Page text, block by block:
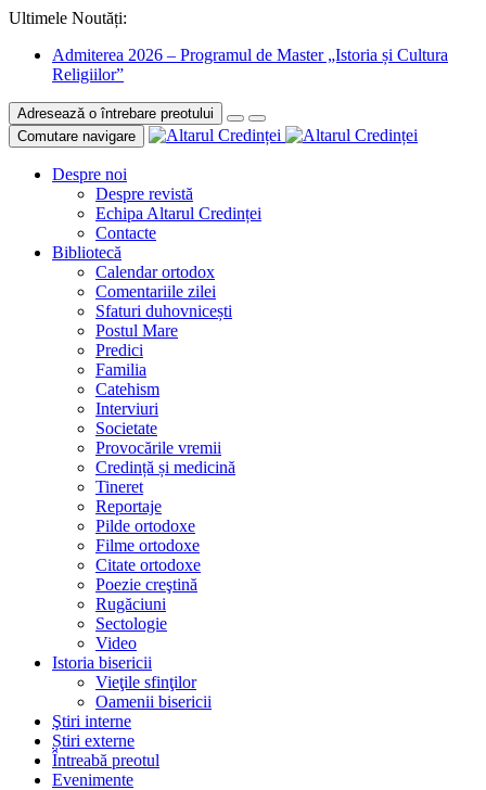
Ultimele Noutăți:
Admiterea 2026 – Programul de Master „Istoria și Cultura
Religiilor”
Adresează o întrebare preotului
Comutare navigare
Despre noi
Despre revistă
Echipa Altarul Credinței
Contacte
Bibliotecă
Calendar ortodox
Comentariile zilei
Sfaturi duhovnicești
Postul Mare
Predici
Familia
Catehism
Interviuri
Societate
Provocările vremii
Credință și medicină
Tineret
Reportaje
Pilde ortodoxe
Filme ortodoxe
Citate ortodoxe
Poezie creştină
Rugăciuni
Sectologie
Video
Istoria bisericii
Vieţile sfinţilor
Oamenii bisericii
Ştiri interne
Știri externe
Întreabă preotul
Evenimente